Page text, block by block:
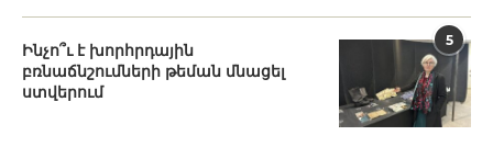
5
Ինչո՞ւ է խորհրդային
բռնաճնշումների թեման մնացել
ստվերում